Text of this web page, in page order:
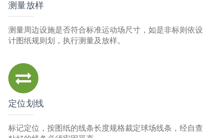
测量放样
测量周边设施是否符合标准运动场尺寸，如是非标则依设
计图纸规则划，执行测量及放样。
定位划线
标记定位，按图纸的线条长度规格裁定球场线条，经自查